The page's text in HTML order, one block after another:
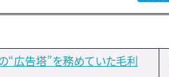
“広告塔”を務めていた毛利